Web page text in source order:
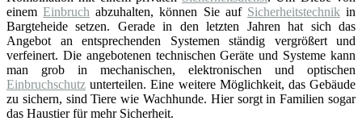
einemEinbruch abzuhalten, können Sie auf Sicherheitstechnikin
Bargteheide setzen. Gerade in den letzten Jahren hat sich das
Angebot an entsprechenden Systemen ständig vergrößert und
verfeinert. Die angebotenen technischen Geräte und Systeme kann
man grob in mechanischen, elektronischen und optischen
Einbruchschutz unterteilen. Eine weitere Möglichkeit, das Gebäude
zu sichern, sind Tiere wie Wachhunde. Hier sorgt in Familien sogar
das Haustier für mehr Sicherheit.